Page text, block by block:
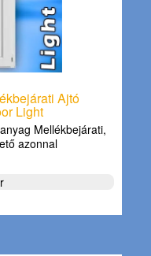
Ajtó
Light
Mellékbejárati,
azonnal